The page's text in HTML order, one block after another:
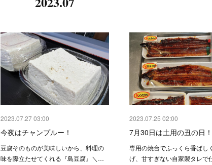
2023.07.27 03:00
今夜はチャンプルー！
豆腐そのものが美味しいから、料理の
味を際立たせてくれる『島豆腐』＼…
2023.07.25 02:00
7月30日は土用の丑の日！
専用の焼台でふっくら香ばし
げ、甘すぎない自家製タレで